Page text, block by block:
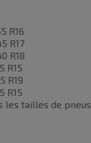
R16
R17
R18
R15
R19
R15
les tailles de pneus